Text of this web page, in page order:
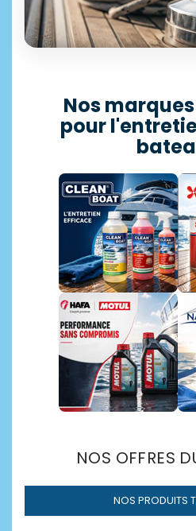
Accastillage
11 500 articles en
Découvrir →
Nos
pour
NOS OFFRES
NOS PRODUITS